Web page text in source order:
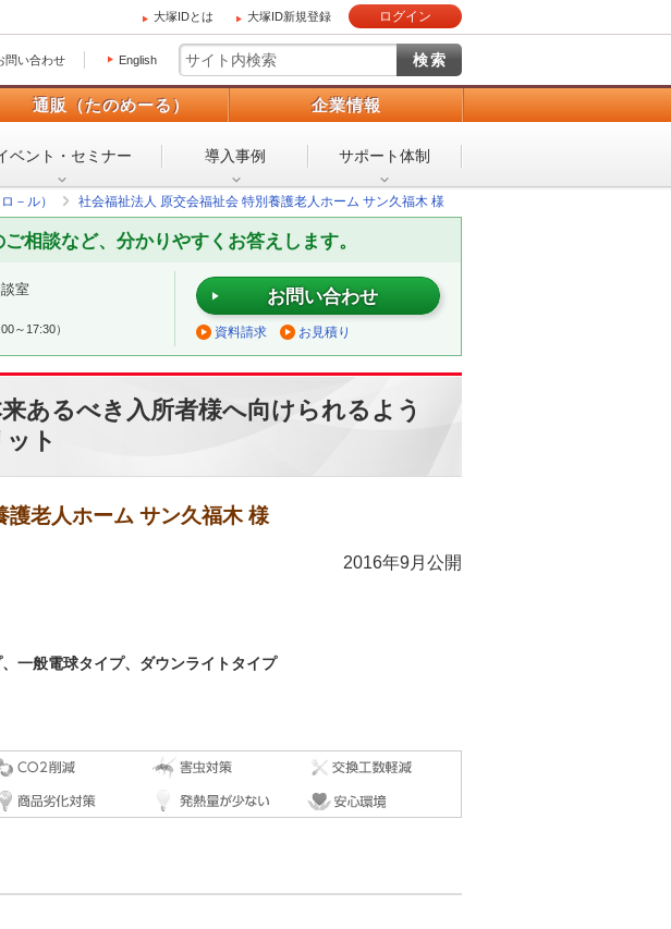
大塚IDとは 大塚ID新規登録 ログイン
問い合わせ English
通販（たのめーる） 企業情報
ベント・ セミナー 導入事例 サポート体制
－ル） 社会福祉法人 原交会福祉会 特別養護老人ホーム サン久福木 様
相談など、分かりやすくお答えします。
室
～17:30）
お問い合わせ
資料請求 お見積り
あるべき入所者様へ向けられるよう
ト
老人ホーム サン久福木 様
2016年9月公開
一般電球タイプ、ダウンライトタイプ